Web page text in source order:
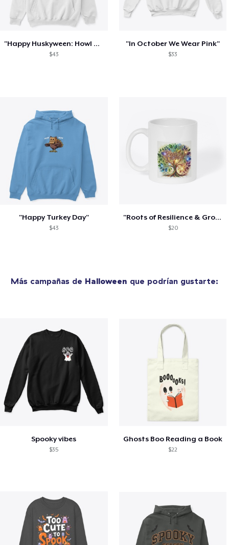
"Happy Huskyween: Howl with Fun!"
$43
"In October We Wear Pink"
$33
"Happy Turkey Day"
$43
"Roots of Resilience & Growth"
$20
Más campañas de Halloween que podrían gustarte:
Spooky vibes
$35
Ghosts Boo Reading a Book
$22